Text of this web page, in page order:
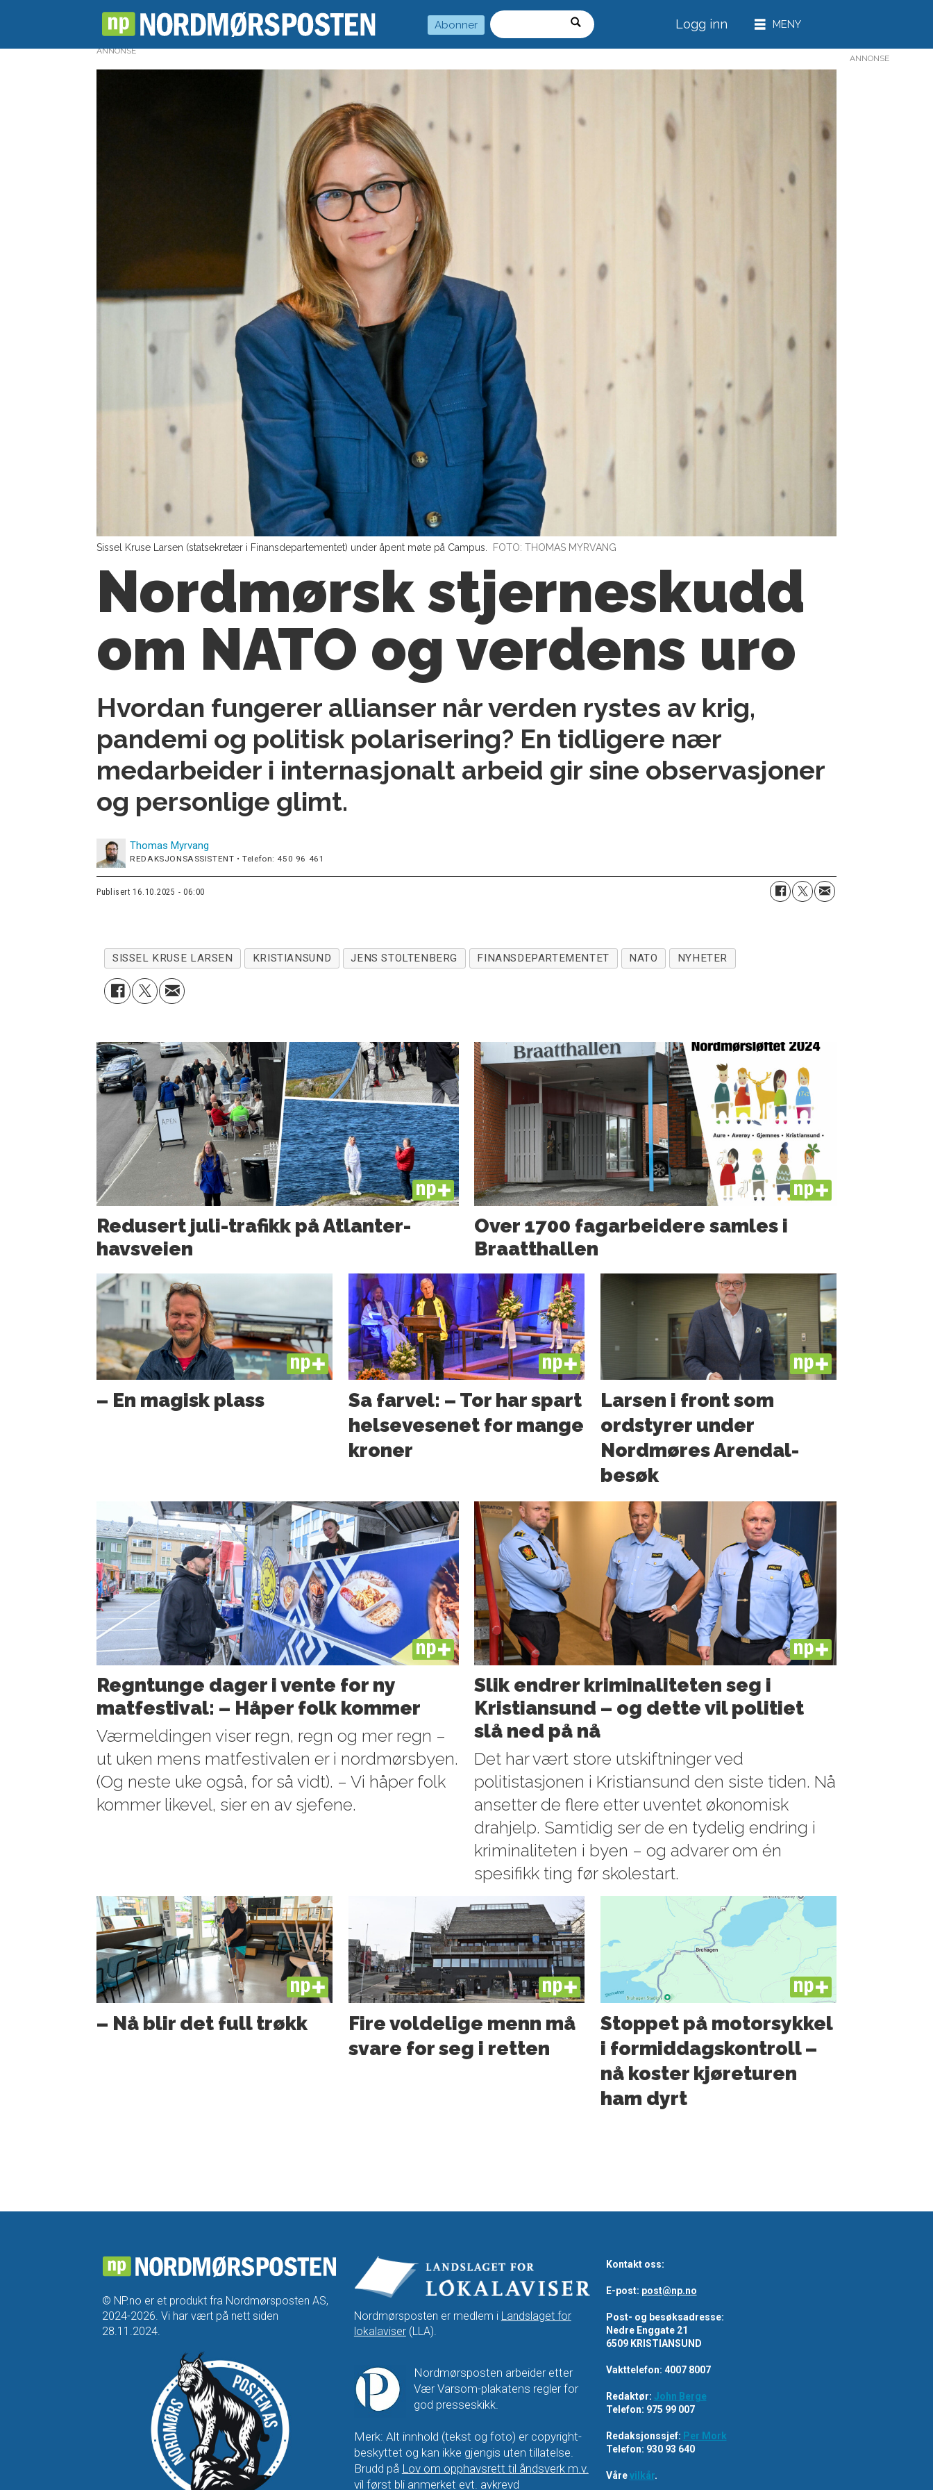
Abonner
Søk
Logg inn
ANNONSE
Sissel Kruse Larsen (statsekretær i Finansdepartementet) under åpent møte på Campus. FOTO: THOMAS MYRVANG
Nordmørsk stjerneskudd
om NATO og verdens uro
Hvordan fungerer allianser når verden rystes av krig,
pandemi og politisk polarisering? En tidligere nær
medarbeider i internasjonalt arbeid gir sine observasjoner
og personlige glimt.
Thomas Myrvang
REDAKSJONSASSISTENT • Telefon: 450 96 461
Publisert 16.10.2025 - 06:00
SISSEL KRUSE LARSEN KRISTIANSUND JENS STOLTENBERG FINANSDEPARTEMENTET NATO NYHETER
PLUS
Redusert juli-trafikk på Atlanter­
havsveien
PLUS
Over 1700 fagarbeidere samles i
Braatthallen
PLUS
– En magisk plass
PLUS
Sa farvel: – Tor har spart
helsevesenet for mange
kroner
PLUS
Larsen i front som
ordstyrer under
Nordmøres Arendal-
besøk
PLUS
Regntunge dager i vente for ny
matfestival: – Håper folk kommer
Værmeldingen viser regn, regn og mer regn –
ut uken mens matfestivalen er i nordmørsbyen.
(Og neste uke også, for så vidt). – Vi håper folk
kommer likevel, sier en av sjefene.
PLUS
Slik endrer kriminaliteten seg i
Kristiansund – og dette vil politiet
slå ned på nå
Det har vært store utskiftninger ved
politistasjonen i Kristiansund den siste tiden. Nå
ansetter de flere etter uventet økonomisk
drahjelp. Samtidig ser de en tydelig endring i
kriminaliteten i byen – og advarer om én
spesifikk ting før skolestart.
PLUS
– Nå blir det full trøkk
PLUS
Fire voldelige menn må
svare for seg i retten
PLUS
Stoppet på motorsykkel
i formiddagskontroll –
nå koster kjøreturen
ham dyrt
ANNONSE
© NP.no er et produkt fra Nordmørsposten AS,
2024-2026. Vi har vært på nett siden
28.11.2024.
Nordmørsposten er medlem i Landslaget for
lokalaviser(LLA).
Nordmørsposten arbeider etter
Vær Varsom-plakatens regler for
god presseskikk.
Merk: Alt innhold (tekst og foto) er copyright-
beskyttet og kan ikke gjengis uten tillatelse.
Brudd på Lov om opphavsrett til åndsverk m.v.
vil først bli anmerket evt. avkrevd
Kontakt oss:
E-post: post@np.no
Post- og besøksadresse:
Nedre Enggate 21
6509 KRISTIANSUND
Vakttelefon: 4007 8007
Redaktør: John Berge
Telefon: 975 99 007
Redaksjonssjef: Per Mork
Telefon: 930 93 640
Vårevilkår.